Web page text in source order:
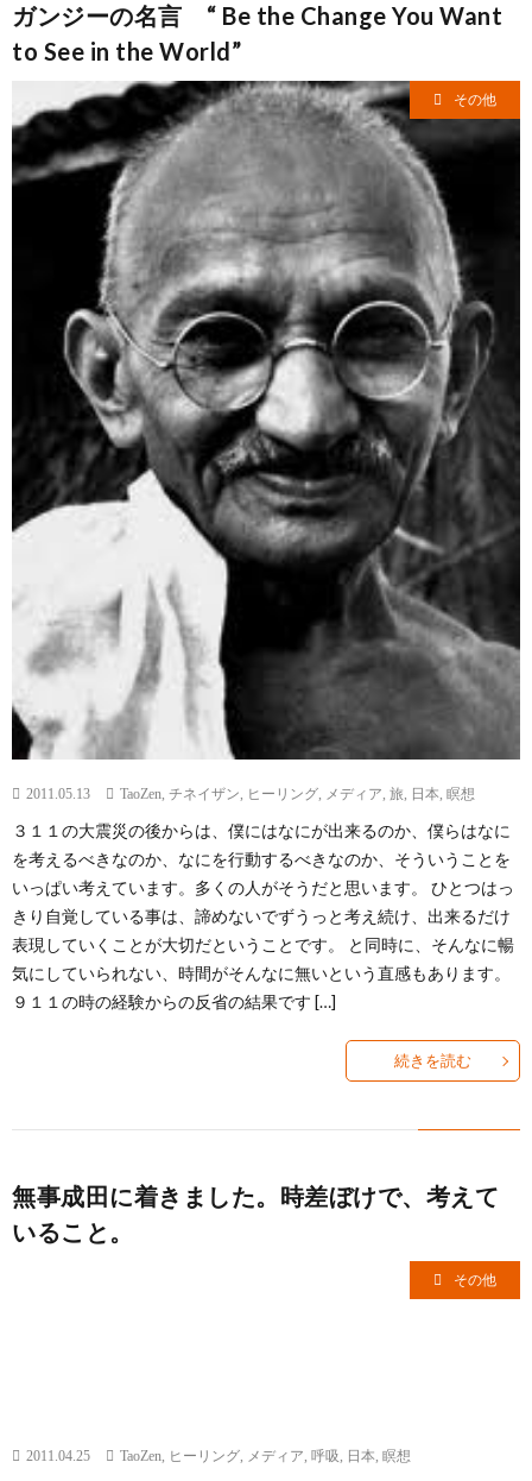
ガンジーの名言 “ Be the Change You Want
to See in the World”
その他
2011.05.13 TaoZen, チネイザン, ヒーリング, メディア, 旅, 日本, 瞑想
３１１の大震災の後からは、僕にはなにが出来るのか、僕らはなに
を考えるべきなのか、なにを行動するべきなのか、そういうことを
いっぱい考えています。多くの人がそうだと思います。 ひとつはっ
きり自覚している事は、諦めないでずうっと考え続け、出来るだけ
表現していくことが大切だということです。 と同時に、そんなに暢
気にしていられない、時間がそんなに無いという直感もあります。
９１１の時の経験からの反省の結果です […]
続きを読む
無事成田に着きました。時差ぼけで、考えて
いること。
その他
2011.04.25 TaoZen, ヒーリング, メディア, 呼吸, 日本, 瞑想